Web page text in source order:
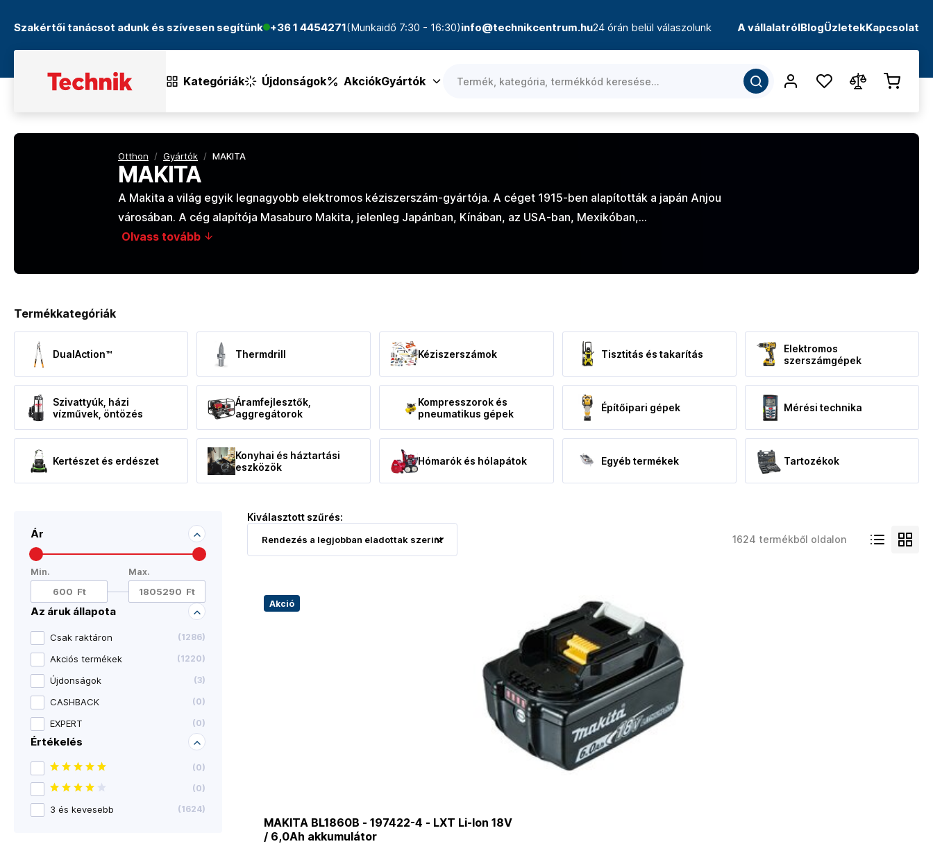
Szakértői tanácsot adunk és szívesen segítünk +36 1 4454271(Munkaidő 7:30 - 16:30)info@technikcentrum.hu24 órán belül válaszolunk A vállalatrólBlogÜzletekKapcsolat
Kategóriák Újdonságok AkciókGyártók
Otthon / Gyártók / MAKITA
MAKITA
A Makita a világ egyik legnagyobb elektromos kéziszerszám-gyártója. A céget 1915-ben alapították a japán Anjou
városában. A cég alapítója Masaburo Makita, jelenleg Japánban, Kínában, az USA-ban, Mexikóban,…
Olvass tovább
Ár
Min. Max.
Az áruk állapota
Csak raktáron (1286)
Akciós termékek (1220)
Újdonságok (3)
CASHBACK (0)
EXPERT (0)
Értékelés
(0)
(0)
3 és kevesebb (1624)
Termékkategóriák
DualAction™ Thermdrill Kéziszerszámok Tisztitás és takarítás
Elektromos
szerszámgépek
Szivattyúk, házi
vízművek, öntözés
Áramfejlesztők,
aggregátorok
Kompresszorok és
pneumatikus gépek
Építőipari gépek Mérési technika
Kertészet és erdészet
Konyhai és háztartási
eszközök
Hómarók és hólapátok Egyéb termékek Tartozékok
Kiválasztott szűrés:
1624 termékből oldalon
Akció
MAKITA BL1860B - 197422-4 - LXT Li-Ion 18V
/ 6,0Ah akkumulátor